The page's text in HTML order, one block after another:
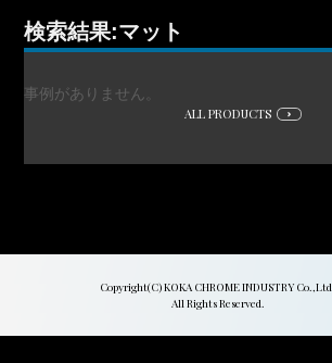
検索結果:マット
事例がありません。
ALL PRODUCTS
Copyright(C) KOKA CHROME INDUSTRY Co.,Ltd.
All Rights Reserved.